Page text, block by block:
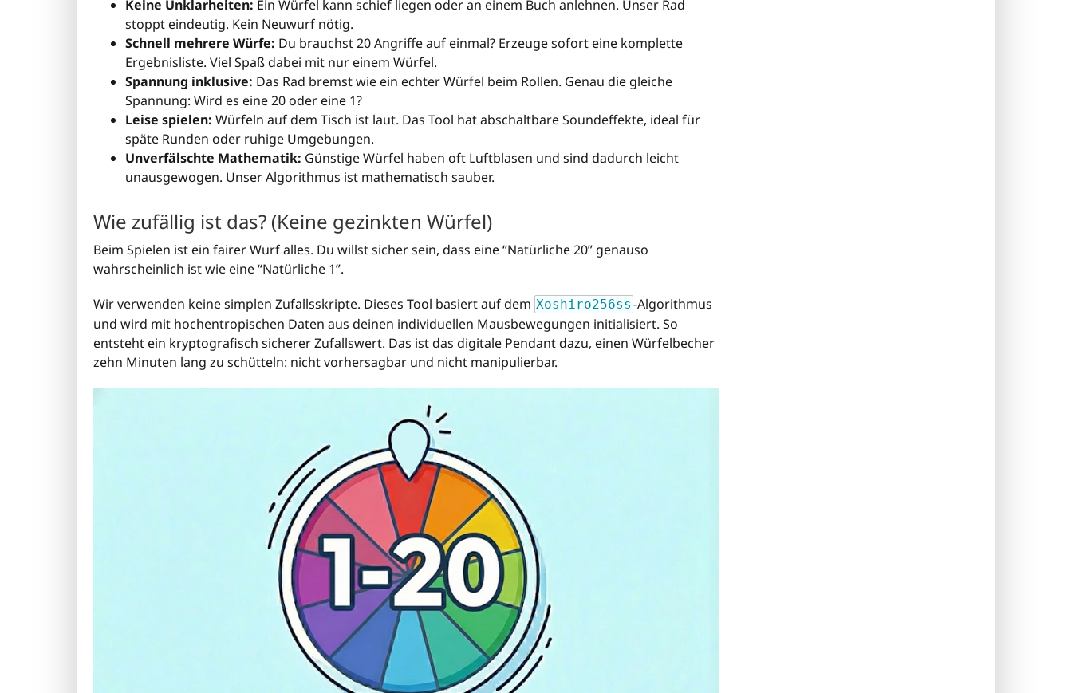
Keine Unklarheiten: Ein Würfel kann schief liegen oder an einem Buch anlehnen. Unser Rad
stoppt eindeutig. Kein Neuwurf nötig.
Schnell mehrere Würfe: Du brauchst 20 Angriffe auf einmal? Erzeuge sofort eine komplette
Ergebnisliste. Viel Spaß dabei mit nur einem Würfel.
Spannung inklusive: Das Rad bremst wie ein echter Würfel beim Rollen. Genau die gleiche
Spannung: Wird es eine 20 oder eine 1?
Leise spielen: Würfeln auf dem Tisch ist laut. Das Tool hat abschaltbare Soundeffekte, ideal für
späte Runden oder ruhige Umgebungen.
Unverfälschte Mathematik: Günstige Würfel haben oft Luftblasen und sind dadurch leicht
unausgewogen. Unser Algorithmus ist mathematisch sauber.
Wie zufällig ist das? (Keine gezinkten Würfel)
Beim Spielen ist ein fairer Wurf alles. Du willst sicher sein, dass eine “Natürliche 20” genauso
wahrscheinlich ist wie eine “Natürliche 1”.
Wir verwenden keine simplen Zufallsskripte. Dieses Tool basiert auf dem Xoshiro256ss -Algorithmus
und wird mit hochentropischen Daten aus deinen individuellen Mausbewegungen initialisiert. So
entsteht ein kryptografisch sicherer Zufallswert. Das ist das digitale Pendant dazu, einen Würfelbecher
zehn Minuten lang zu schütteln: nicht vorhersagbar und nicht manipulierbar.